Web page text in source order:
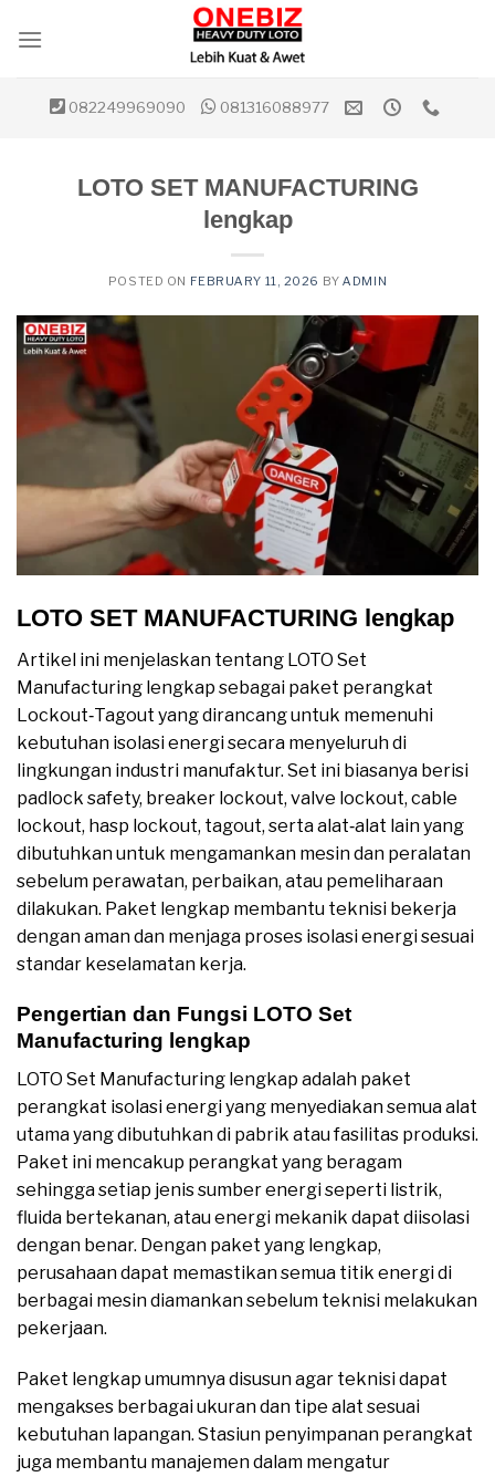
082249969090 081316088977
LOTO SET MANUFACTURING
lengkap
POSTED ON FEBRUARY 11, 2026 BYADMIN
LOTO SET MANUFACTURING lengkap
Artikel ini menjelaskan tentang LOTO Set
Manufacturing lengkap sebagai paket perangkat
Lockout‑Tagout yang dirancang untuk memenuhi
kebutuhan isolasi energi secara menyeluruh di
lingkungan industri manufaktur. Set ini biasanya berisi
padlock safety, breaker lockout, valve lockout, cable
lockout, hasp lockout, tagout, serta alat‑alat lain yang
dibutuhkan untuk mengamankan mesin dan peralatan
sebelum perawatan, perbaikan, atau pemeliharaan
dilakukan. Paket lengkap membantu teknisi bekerja
dengan aman dan menjaga proses isolasi energi sesuai
standar keselamatan kerja.
Pengertian dan Fungsi LOTO Set
Manufacturing lengkap
LOTO Set Manufacturing lengkap adalah paket
perangkat isolasi energi yang menyediakan semua alat
utama yang dibutuhkan di pabrik atau fasilitas produksi.
Paket ini mencakup perangkat yang beragam
sehingga setiap jenis sumber energi seperti listrik,
fluida bertekanan, atau energi mekanik dapat diisolasi
dengan benar. Dengan paket yang lengkap,
perusahaan dapat memastikan semua titik energi di
berbagai mesin diamankan sebelum teknisi melakukan
pekerjaan.
Paket lengkap umumnya disusun agar teknisi dapat
mengakses berbagai ukuran dan tipe alat sesuai
kebutuhan lapangan. Stasiun penyimpanan perangkat
juga membantu manajemen dalam mengatur